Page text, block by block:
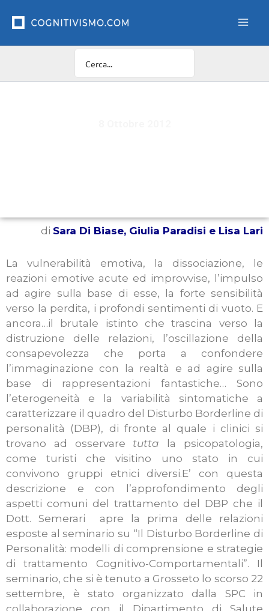
di Sara Di Biase, Giulia Paradisi e Lisa Lari
La vulnerabilità emotiva, la dissociazione, le
reazioni emotive acute ed improvvise, l’impulso
ad agire sulla base di esse, la forte sensibilità
verso la perdita, i profondi sentimenti di vuoto. E
ancora…il brutale istinto che trascina verso la
distruzione delle relazioni, l’oscillazione della
consapevolezza che porta a confondere
l’immaginazione con la realtà e ad agire sulla
base di rappresentazioni fantastiche… Sono
l’eterogeneità e la variabilità sintomatiche a
caratterizzare il quadro del Disturbo Borderline di
personalità (DBP), di fronte al quale i clinici si
trovano ad osservare tutta
la psicopatologia,
come turisti che visitino uno stato in cui
convivono gruppi etnici diversi.E’ con questa
descrizione e con l’approfondimento degli
aspetti comuni del trattamento del DBP che il
Dott. Semerari apre la prima delle relazioni
esposte al seminario su “Il Disturbo Borderline di
Personalità: modelli di comprensione e strategie
di trattamento Cognitivo-Comportamentali”. Il
seminario, che si è tenuto a Grosseto lo scorso 22
settembre, è stato organizzato dalla SPC in